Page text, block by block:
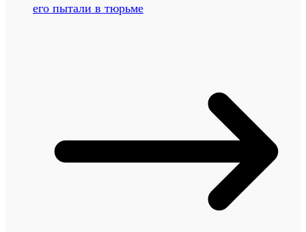
его пытали в тюрьме